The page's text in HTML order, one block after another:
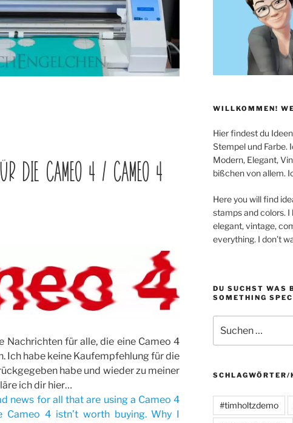
DIE CAMEO 4 / CAMEO 4
Nachrichten für alle, die eine Cameo 4
Ich habe keine Kaufempfehlung für die
habe und wieder zu meiner
ich dir hier…
news for all that are using a Cameo 4
4 istn’t worth buying. Why I
WILLKOMMEN!
Hier findest du
Stempel und Farbe.
Modern, Elegant,
bißchen von allem.
Here you will find
stamps and colors. I
elegant, vintage,
everything. I don’t
DU SUCHST WAS
SOMETHING
nach:
SCHLAGWÖRTER/
#timholtzdemo